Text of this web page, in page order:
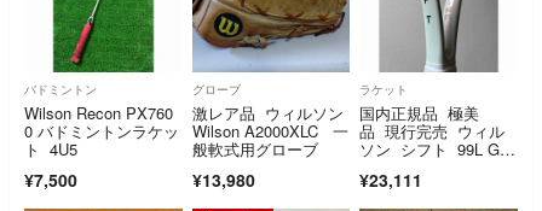
バドミントン
Wilson Recon PX760
0 バドミントンラケッ
ト 4U5
¥7,500
グローブ
激レア品 ウィルソン
Wilson A2000XLC 一
般軟式用グローブ
¥13,980
ラケット
国内正規品 極美
品 現行完売 ウィル
ソン シフト 99L G
¥23,111